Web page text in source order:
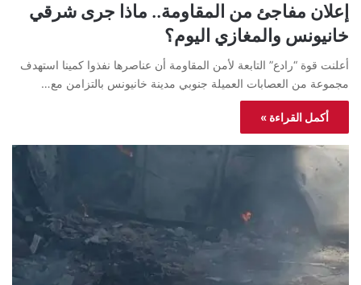
إعلان مفاجئ من المقاومة.. ماذا جرى شرقي
خانيونس والمغازي اليوم؟
أعلنت قوة “رادع” التابعة لأمن المقاومة أن عناصرها نفذوا كمينا استهدف
مجموعة من العصابات العميلة جنوبي مدينة خانيونس بالتزامن مع…
أكمل القراءة »